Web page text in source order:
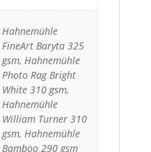
Hahnemühle
FineArt Baryta 325
gsm, Hahnemühle
Photo Rag Bright
White 310 gsm,
Hahnemühle
William Turner 310
gsm, Hahnemühle
Bamboo 290 gsm